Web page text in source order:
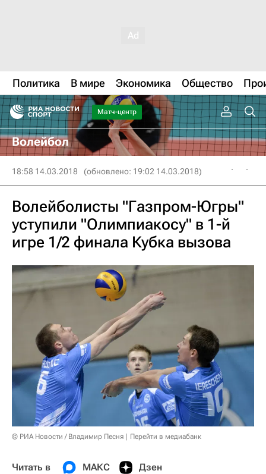
Политика В мире Экономика Общество
Матч-центр
Волейбол
18:58 14.03.2018 (обновлено: 19:02 14.03.2018)
Волейболисты "Газпром-Югры"
уступили "Олимпиакосу" в 1-й
игре 1/2 финала Кубка вызова
© РИА Новости / Владимир Песня Перейти в медиабанк
Читать в МАКС Дзен